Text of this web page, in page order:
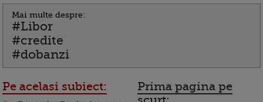
Mai multe despre:
#Libor
#credite
#dobanzi
Pe acelasi subiect:
Prima pagina pe